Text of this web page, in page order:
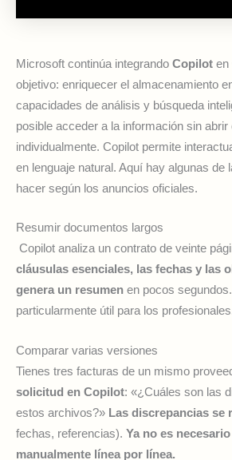
Microsoft continúa integrando Copilot en
objetivo: enriquecer el almacenamiento
capacidades de análisis y búsqueda
posible acceder a la información sin
individualmente. Copilot permite
en lenguaje natural. Aquí hay algunas de
hacer según los anuncios oficiales.
Resumir documentos largos
Copilot analiza un contrato de veinte
cláusulas esenciales, las fechas y las
genera un resumen en pocos
particularmente útil para los
Comparar varias versiones
Tienes tres facturas de un mismo
solicitud en Copilot: «¿Cuáles son las
estos archivos?» Las discrepancias se
fechas, referencias). Ya no es
manualmente línea por línea.